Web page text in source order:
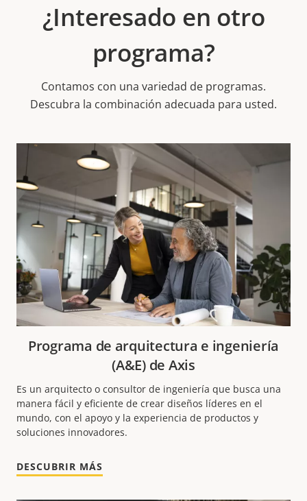
¿Interesado en otro
programa?
Contamos con una variedad de programas.
Descubra la combinación adecuada para usted.
Programa de arquitectura e ingeniería
(A&E) de Axis
Es un arquitecto o consultor de ingeniería que busca una
manera fácil y eficiente de crear diseños líderes en el
mundo, con el apoyo y la experiencia de productos y
soluciones innovadores.
DESCUBRIR MÁS